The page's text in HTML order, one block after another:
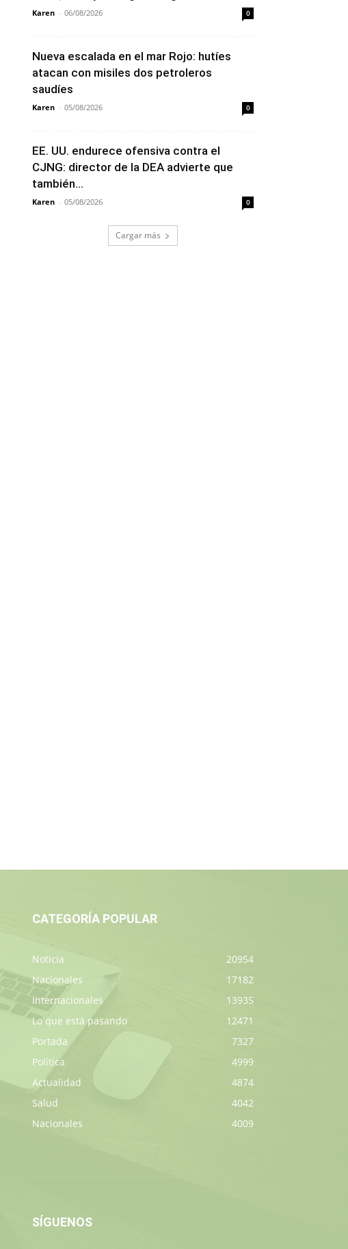
Karen - 06/08/2026 0
Nueva escalada en el mar Rojo: hutíes
atacan con misiles dos petroleros
saudíes
Karen - 05/08/2026 0
EE. UU. endurece ofensiva contra el
CJNG: director de la DEA advierte que
también...
Karen - 05/08/2026 0
Cargar más
CATEGORÍA POPULAR
Noticia
20954
Nacionales
17182
Internacionales
13935
Lo que está pasando
12471
Portada
7327
Política
4999
Actualidad
4874
Salud
4042
Nacionales
4009
SÍGUENOS